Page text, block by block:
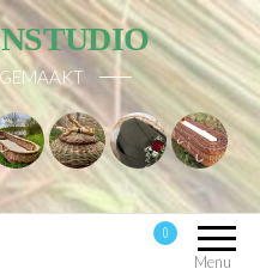
Menu
0